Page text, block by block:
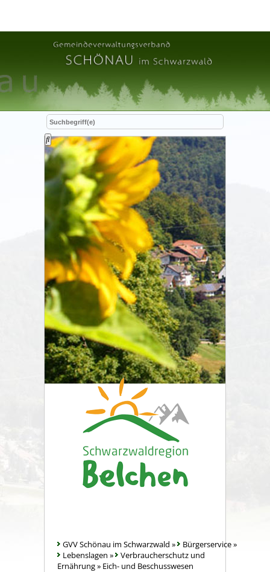
GVV Schönau im Schwarzwald » Bürgerservice»
Lebenslagen »
Verbraucherschutz und
Ernährung» Eich- und Beschusswesen